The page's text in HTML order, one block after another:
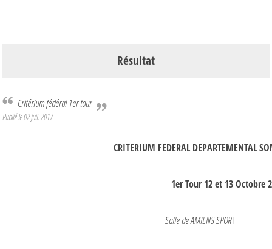
Résultat
Critérium fédéral 1er tour
Publié le02 juil. 2017
CRITERIUM FEDERAL DEPARTEMENTAL
1er Tour 12 et 13 Octobre
Salle de AMIENS SPORT